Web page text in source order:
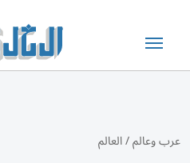
عرب وعالم/العالم